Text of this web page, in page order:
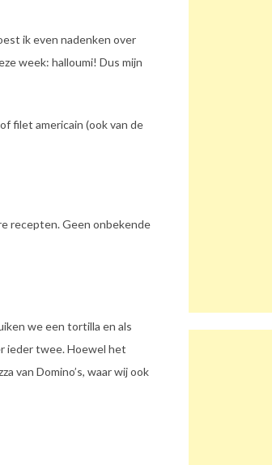
ik even nadenken over
week: halloumi! Dus mijn
filet americain (ook van de
recepten. Geen onbekende
we een tortilla en als
ieder twee. Hoewel het
van Domino’s, waar wij ook